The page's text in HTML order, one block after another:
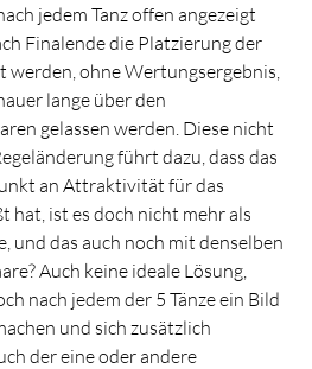
jedem Tanz offen angezeigt
Finalende die Platzierung der
werden, ohne Wertungsergebnis,
lange über den
gelassen werden. Diese nicht
führt dazu, dass das
an Attraktivität für das
hat, ist es doch nicht mehr als
und das auch noch mit denselben
Auch keine ideale Lösung,
nach jedem der 5 Tänze ein Bild
und sich zusätzlich
der eine oder andere